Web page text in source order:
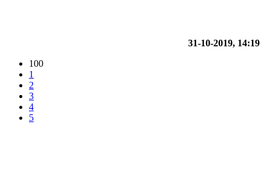
31-10-2019, 14:19
100
1
2
3
4
5